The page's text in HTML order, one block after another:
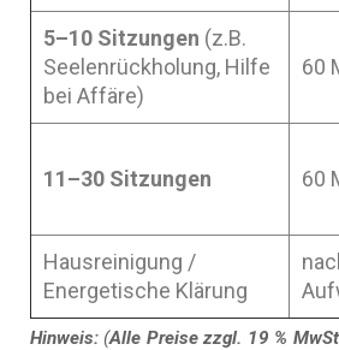
5–10 Sitzungen (z.B.
Seelenrückholung, Hilfe
bei Affäre)
60
11–30 Sitzungen 60
Hausreinigung /
Energetische Klärung
Hinweis: (Alle Preise zzgl. 19 %